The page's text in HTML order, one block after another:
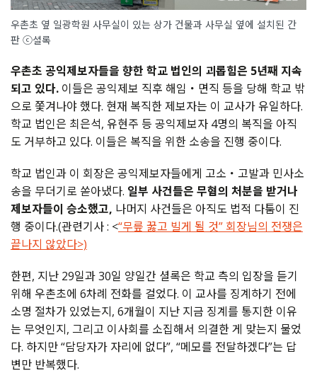
우촌초 옆 일광학원 사무실이 있는 상가 건물과 사무실 옆에 설치된 간
판 ⓒ셜록
우촌초 공익제보자들을 향한 학교 법인의 괴롭힘은 5년째 지속
되고 있다. 이들은 공익제보 직후 해임・면직 등을 당해 학교 밖
으로 쫓겨나야 했다. 현재 복직한 제보자는 이 교사가 유일하다.
학교 법인은 최은석, 유현주 등 공익제보자 4명의 복직을 아직
도 거부하고 있다. 이들은 복직을 위한 소송을 진행 중이다.
학교 법인과 이 회장은 공익제보자들에게 고소・고발과 민사소
송을 무더기로 쏟아냈다. 일부 사건들은 무혐의 처분을 받거나
제보자들이 승소했고, 나머지 사건들은 아직도 법적 다툼이 진
행 중이다.(관련기사 : <“무릎 꿇고 빌게 될 것” 회장님의 전쟁은
끝나지 않았다>)
한편, 지난 29일과 30일 양일간 셜록은 학교 측의 입장을 듣기
위해 우촌초에 6차례 전화를 걸었다. 이 교사를 징계하기 전에
소명 절차가 있었는지, 6개월이 지난 지금 징계를 통지한 이유
는 무엇인지, 그리고 이사회를 소집해서 의결한 게 맞는지 물었
다. 하지만 “담당자가 자리에 없다”, “메모를 전달하겠다”는 답
변만 반복했다.